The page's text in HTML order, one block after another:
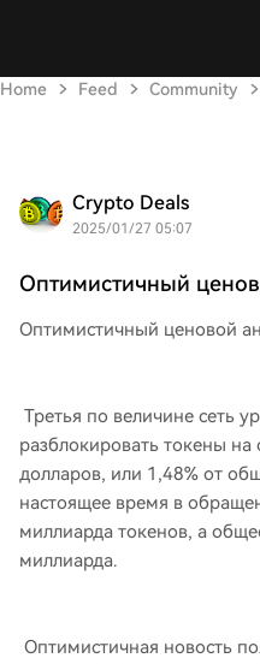
Home Feed Community
Crypto Deals
2025/01/27 05:07
Оптимистичный
Оптимистичный ценовой
Третья по величине сеть
разблокировать токены
долларов, или 1,48% от
настоящее время в
миллиарда токенов, а
миллиарда.
Оптимистичная новость